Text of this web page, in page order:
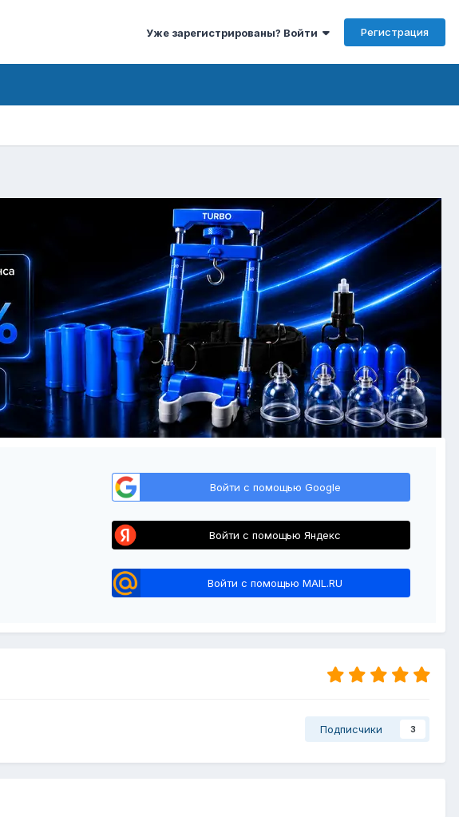
Уже зарегистрированы? Войти Регистрация
Войти с помощью Google
Войти с помощью Яндекс
Войти с помощью MAIL.RU
Подписчики 3